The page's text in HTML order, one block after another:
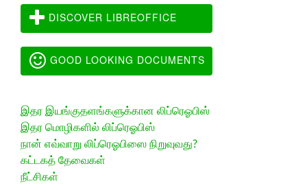
DISCOVER LIBREOFFICE
GOOD LOOKING DOCUMENTS
இதர இயங்குதளங்களுக்கான லிப்ரெஓபிஸ்
இதர மொழிகளில் லிப்ரெஓபிஸ்
நான் எவ்வாறு லிப்ரெஓபிஸை நிறுவுவது?
கட்டகத் தேவைகள்
நீட்சிகள்